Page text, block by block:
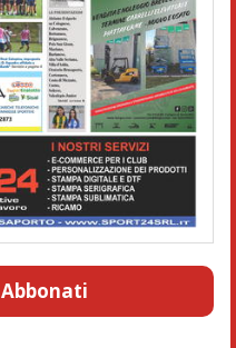
Abbonati